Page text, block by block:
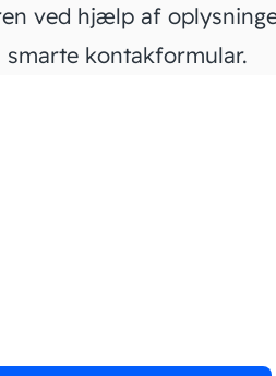
ved hjælp af
kontakformular.